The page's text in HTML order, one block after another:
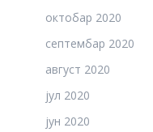
октобар 2020
септембар 2020
август 2020
јул 2020
јун 2020